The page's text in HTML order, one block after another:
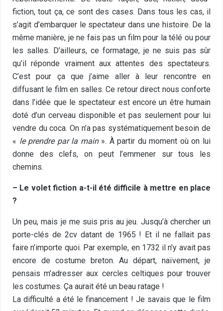
fiction, tout ça, ce sont des cases. Dans tous les cas, il
s’agit d’embarquer le spectateur dans une histoire. De la
même manière, je ne fais pas un film pour la télé ou pour
les salles. D’ailleurs, ce formatage, je ne suis pas sûr
qu’il réponde vraiment aux attentes des spectateurs.
C’est pour ça que j’aime aller à leur rencontre en
diffusant le film en salles. Ce retour direct nous conforte
dans l’idée que le spectateur est encore un être humain
doté d’un cerveau disponible et pas seulement pour lui
vendre du coca. On n’a pas systématiquement besoin de
« le prendre par la main». À partir du moment où on lui
donne des clefs, on peut l’emmener sur tous les
chemins.
– Le volet fiction a-t-il été difficile à mettre en place
?
Un peu, mais je me suis pris au jeu. Jusqu’à chercher un
porte-clés de 2cv datant de 1965 ! Et il ne fallait pas
faire n’importe quoi. Par exemple, en 1732 il n’y avait pas
encore de costume breton. Au départ, naïvement, je
pensais m’adresser aux cercles celtiques pour trouver
les costumes. Ça aurait été un beau ratage !
La difficulté a été le financement ! Je savais que le film